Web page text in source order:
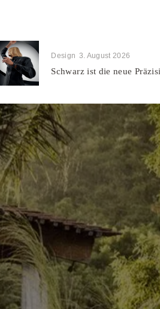
Design 3. August 2026
Schwarz ist die neue